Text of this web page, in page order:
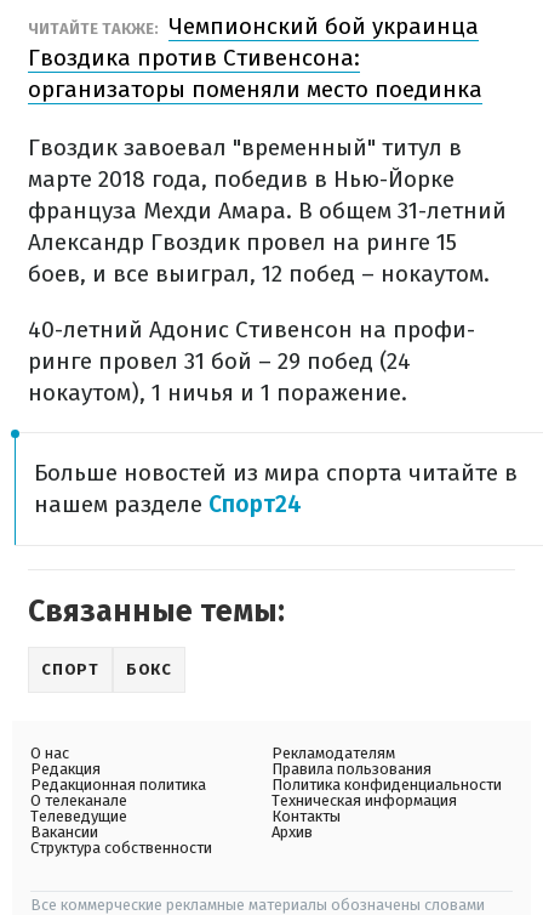
ЧИТАЙТЕ ТАКЖЕ:
Чемпионский бой украинца
Гвоздика против Стивенсона:
организаторы поменяли место поединка
Гвоздик завоевал "временный" титул в
марте 2018 года, победив в Нью-Йорке
француза Мехди Амара. В общем 31-летний
Александр Гвоздик провел на ринге 15
боев, и все выиграл, 12 побед – нокаутом.
40-летний Адонис Стивенсон на профи-
ринге провел 31 бой – 29 побед (24
нокаутом), 1 ничья и 1 поражение.
Больше новостей из мира спорта читайте в
нашем разделе Спорт24
Связанные темы:
СПОРТ БОКС
О нас
Редакция
Редакционная политика
О телеканале
Телеведущие
Вакансии
Структура собственности
Рекламодателям
Правила пользования
Политика конфиденциальности
Техническая информация
Контакты
Архив
Все коммерческие рекламные материалы обозначены словами